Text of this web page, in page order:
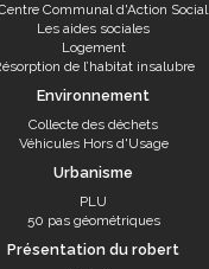
Communal d'Action Social
Les aides sociales
Logement
de l’habitat insalubre
Environnement
Collecte des déchets
Véhicules Hors d'Usage
Urbanisme
PLU
50 pas géométriques
Présentation du robert